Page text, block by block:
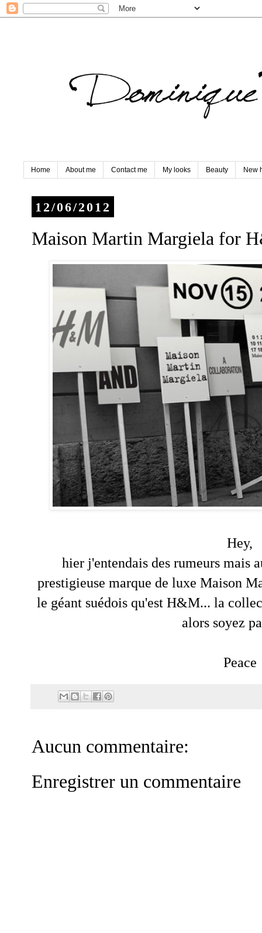
Home About me Contact me My looks Beauty New
12/06/2012
Maison Martin Margiela for
Hey,
hier j'entendais des rumeurs mais
prestigieuse marque de luxe Maison
le géant suédois qu'est H&M... la
alors soyez
Peace
Aucun commentaire:
Enregistrer un commentaire